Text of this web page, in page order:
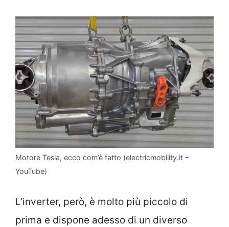
Motore Tesla, ecco com’è fatto (electricmobility.it –
YouTube)
L’inverter, però, è molto più piccolo di
prima e dispone adesso di un diverso